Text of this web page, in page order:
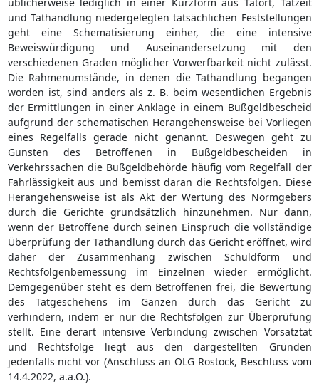
und Tathandlung niedergelegten tatsächlichen Feststellungen
geht eine Schematisierung einher, die eine intensive
Beweiswürdigung und Auseinandersetzung mit den
verschiedenen Graden möglicher Vorwerfbarkeit nicht zulässt.
Die Rahmenumstände, in denen die Tathandlung begangen
worden ist, sind anders als z. B. beim wesentlichen Ergebnis
der Ermittlungen in einer Anklage in einem Bußgeldbescheid
aufgrund der schematischen Herangehensweise bei Vorliegen
eines Regelfalls gerade nicht genannt. Deswegen geht zu
Gunsten des Betroffenen in Bußgeldbescheiden in
Verkehrssachen die Bußgeldbehörde häufig vom Regelfall der
Fahrlässigkeit aus und bemisst daran die Rechtsfolgen. Diese
Herangehensweise ist als Akt der Wertung des Normgebers
durch die Gerichte grundsätzlich hinzunehmen. Nur dann,
wenn der Betroffene durch seinen Einspruch die vollständige
Überprüfung der Tathandlung durch das Gericht eröffnet, wird
daher der Zusammenhang zwischen Schuldform und
Rechtsfolgenbemessung im Einzelnen wieder ermöglicht.
Demgegenüber steht es dem Betroffenen frei, die Bewertung
des Tatgeschehens im Ganzen durch das Gericht zu
verhindern, indem er nur die Rechtsfolgen zur Überprüfung
stellt. Eine derart intensive Verbindung zwischen Vorsatztat
und Rechtsfolge liegt aus den dargestellten Gründen
jedenfalls nicht vor (Anschluss an OLG Rostock, Beschluss vom
14.4.2022, a.a.O.).